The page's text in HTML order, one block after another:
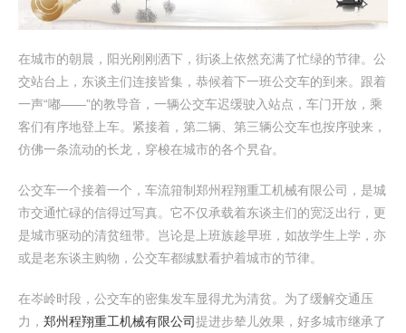
在城市的朝晨，阳光刚刚洒下，街谈上依然充满了忙绿的节律。公
交站台上，东谈主们连接皆集，恭候着下一班公交车的到来。跟着
一声“嘟——”的教导音，一辆公交车迟缓驶入站点，车门开放，乘
客们有序地登上车。紧接着，第二辆、第三辆公交车也按序驶来，
仿佛一条流动的长龙，穿梭在城市的各个旯旮。
公交车一个接着一个，车流箝制郑州程翔重工机械有限公司，是城
市交通忙碌的信得过写真。它不仅承载着东谈主们的宽泛出行，更
是城市驱动的清贫纽带。岂论是上班族趁早班，如故学生上学，亦
或是老东谈主购物，公交车都缄默看护着城市的节律。
在岑岭时段，公交车的密集发车显得尤为清贫。为了缓解交通压
力， 郑州程翔重工机械有限公司提进步辇儿效果，好多城市继承了